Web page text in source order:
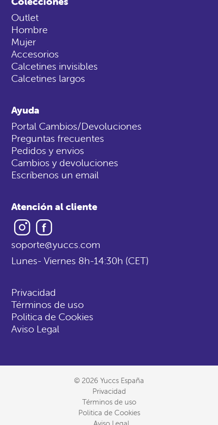
Outlet
Hombre
Mujer
Accesorios
Calcetines invisibles
Calcetines largos
Ayuda
Portal Cambios/Devoluciones
Preguntas frecuentes
Pedidos y envios
Cambios y devoluciones
Escríbenos un email
Atención al cliente
Instagram
soporte@yuccs.com
Lunes- Viernes 8h-14:30h (CET)
Privacidad
Términos de uso
Politica de Cookies
Aviso Legal
© 2026 Yuccs España
Privacidad
Términos de uso
Politica de Cookies